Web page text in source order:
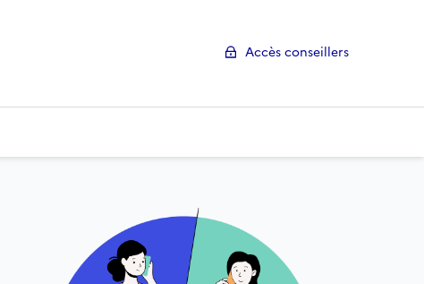
Accès conseillers